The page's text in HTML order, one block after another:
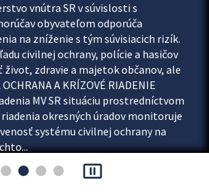
vnútra SR v súvislosti s
obyvateľom odporúča
na zníženie s tým súvisiacich rizík.
civilnej ochrany, polície a hasičov
život, zdravie a majetok občanov, ale
A KRÍZOVÉ RIADENIE
MV SR situáciu prostredníctvom
okresných úradov monitoruje
systému civilnej ochrany na
pause_presentation